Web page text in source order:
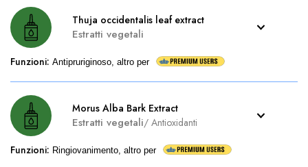
Thuja occidentalis leaf extract
Estratti vegetali
Funzioni: Antipruriginoso, altro per
Morus Alba Bark Extract
Estratti vegetali/ Antioxidanti
Funzioni: Ringiovanimento, altro per